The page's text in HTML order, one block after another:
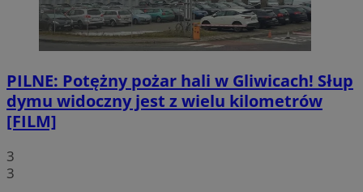
PILNE: Potężny pożar hali w Gliwicach! Słup
dymu widoczny jest z wielu kilometrów
[FILM]
3
3